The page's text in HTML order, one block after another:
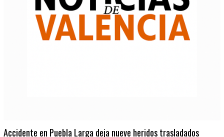
Accidente en Puebla Larga deja nueve heridos trasladados